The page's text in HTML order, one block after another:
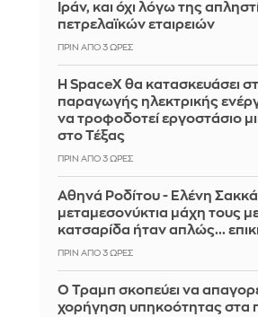
Ιράν, και όχι λόγω της
πετρελαϊκών εταιρειών
ΠΡΙΝ ΑΠΌ 3 ΏΡΕΣ
Η SpaceX θα κατασκευάσει
παραγωγής ηλεκτρικής
να τροφοδοτεί εργοστάσιο
στο Τέξας
ΠΡΙΝ ΑΠΌ 3 ΏΡΕΣ
Αθηνά Ροδίτου - Ελένη
μεταμεσονύκτια μάχη τους
κατσαρίδα ήταν απλώς...
ΠΡΙΝ ΑΠΌ 3 ΏΡΕΣ
Ο Τραμπ σκοπεύει να
χορήγηση υπηκοότητας στα